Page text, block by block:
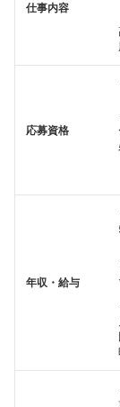
仕事内容
応募資格
年収・給与